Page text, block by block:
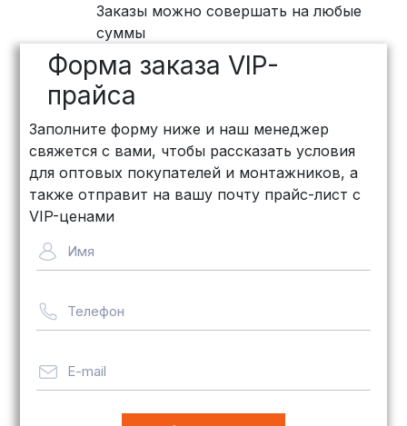
Заказы можно совершать на любые
суммы
Форма заказа VIP-
прайса
Заполните форму ниже и наш менеджер
свяжется с вами, чтобы рассказать условия
для оптовых покупателей и монтажников, а
также отправит на вашу почту прайс-лист с
VIP-ценами
Имя
Телефон
E-mail